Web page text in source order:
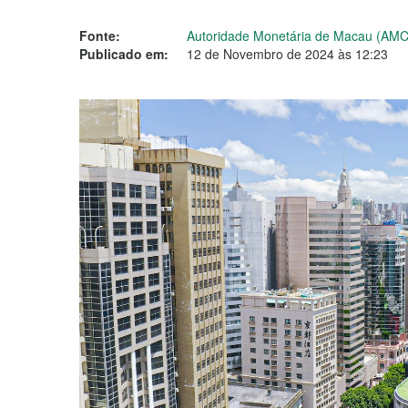
Fonte:
Autoridade Monetária de Macau
Publicado em:
12 de Novembro de 2024 às 12:23